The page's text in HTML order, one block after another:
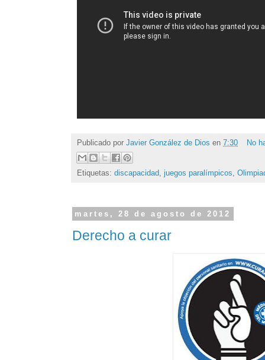
Publicado por Javier González de Dios en 7:30 No
Etiquetas: discapacidad, juegos paralímpicos,
martes, 28 de agosto de 2012
Derecho a curar